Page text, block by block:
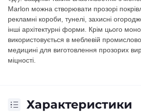
Marlon можна створювати прозорі
рекламні короби, тунелі, захисні
інші архітектурні форми. Крім цього
використовується в меблевій
медицині для виготовлення прозорих
міцності.
Характеристики